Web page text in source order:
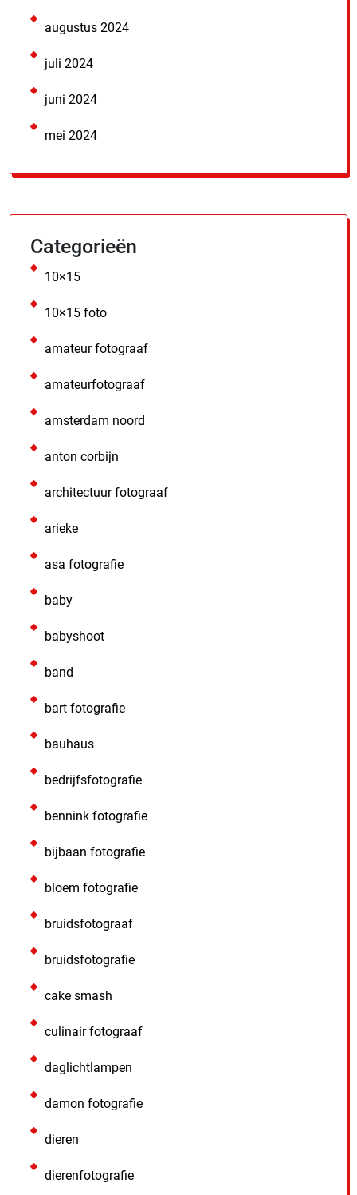
augustus 2024
juli 2024
juni 2024
mei 2024
Categorieën
10×15
10×15 foto
amateur fotograaf
amateurfotograaf
amsterdam noord
anton corbijn
architectuur fotograaf
arieke
asa fotografie
baby
babyshoot
band
bart fotografie
bauhaus
bedrijfsfotografie
bennink fotografie
bijbaan fotografie
bloem fotografie
bruidsfotograaf
bruidsfotografie
cake smash
culinair fotograaf
daglichtlampen
damon fotografie
dieren
dierenfotografie